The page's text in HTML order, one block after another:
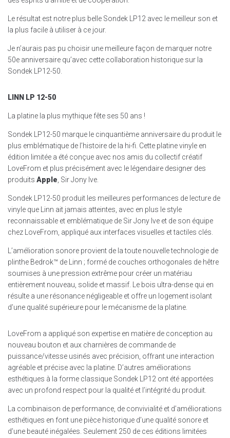
Le résultat est notre plus belle Sondek LP12 avec le meilleur son et
la plus facile à utiliser à ce jour.
Je n’aurais pas pu choisir une meilleure façon de marquer notre
50e anniversaire qu’avec cette collaboration historique sur la
Sondek LP12-50.
LINN LP 12-50
La platine la plus mythique fête ses 50 ans !
Sondek LP12-50 marque le cinquantième anniversaire du produit le
plus emblématique de l’histoire de la hi-fi. Cette platine vinyle en
édition limitée a été conçue avec nos amis du collectif créatif
LoveFrom et plus précisément avec le légendaire designer des
produits Apple , Sir Jony Ive.
Sondek LP12-50 produit les meilleures performances de lecture de
vinyle que Linn ait jamais atteintes, avec en plus le style
reconnaissable et emblématique de Sir Jony Ive et de son équipe
chez LoveFrom, appliqué aux interfaces visuelles et tactiles clés.
L’amélioration sonore provient de la toute nouvelle technologie de
plinthe Bedrok™ de Linn ; formé de couches orthogonales de hêtre
soumises à une pression extrême pour créer un matériau
entièrement nouveau, solide et massif. Le bois ultra-dense qui en
résulte a une résonance négligeable et offre un logement isolant
d’une qualité supérieure pour le mécanisme de la platine.
LoveFrom a appliqué son expertise en matière de conception au
nouveau bouton et aux charnières de commande de
puissance/vitesse usinés avec précision, offrant une interaction
agréable et précise avec la platine. D’autres améliorations
esthétiques à la forme classique Sondek LP12 ont été apportées
avec un profond respect pour la qualité et l’intégrité du produit.
La combinaison de performance, de convivialité et d’améliorations
esthétiques en font une pièce historique d’une qualité sonore et
d’une beauté inégalées. Seulement 250 de ces éditions limitées